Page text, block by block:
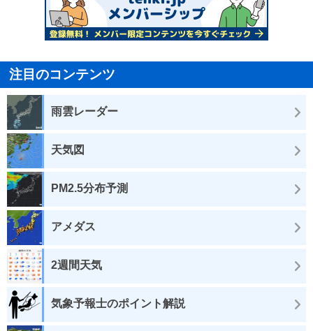
注目のコンテンツ
雨雲レーダー
天気図
PM2.5分布予測
アメダス
2週間天気
気象予報士のポイント解説